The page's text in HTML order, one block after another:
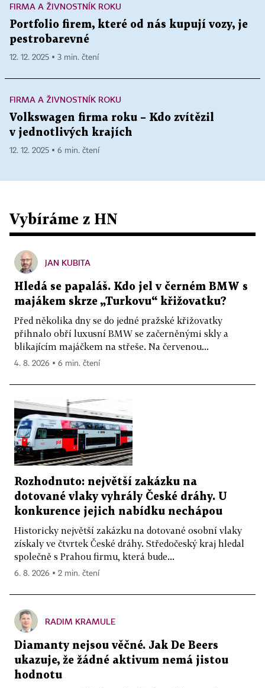
FIRMA A ŽIVNOSTNÍK ROKU
Portfolio firem, které od nás kupují vozy, je
pestrobarevné
12. 12. 2025 ▪ 3 min. čtení
FIRMA A ŽIVNOSTNÍK ROKU
Volkswagen firma roku – Kdo zvítězil
v jednotlivých krajích
12. 12. 2025 ▪ 6 min. čtení
Vybíráme z HN
JAN KUBITA
Hledá se papaláš. Kdo jel v černém BMW s
majákem skrze „Turkovu“ křižovatku?
Před několika dny se do jedné pražské křižovatky
přihnalo obří luxusní BMW se začerněnými skly a
blikajícím majáčkem na střeše. Na červenou...
4. 8. 2026 ▪ 6 min. čtení
Rozhodnuto: největší zakázku na
dotované vlaky vyhrály České dráhy. U
konkurence jejich nabídku nechápou
Historicky největší zakázku na dotované osobní vlaky
získaly ve čtvrtek České dráhy. Středočeský kraj hledal
společně s Prahou firmu, která bude...
6. 8. 2026 ▪ 2 min. čtení
RADIM KRAMULE
Diamanty nejsou věčné. Jak De Beers
ukazuje, že žádné aktivum nemá jistou
hodnotu